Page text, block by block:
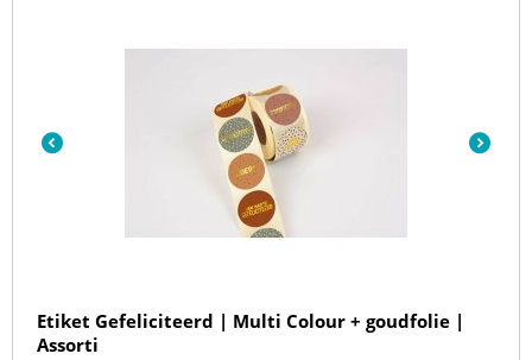
Etiket Gefeliciteerd | Multi Colour + goudfolie |
Assorti